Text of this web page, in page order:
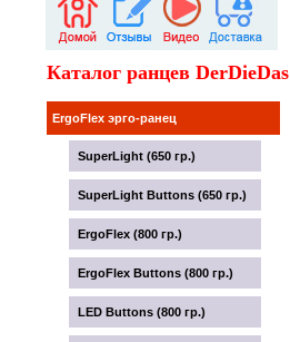
Каталог ранцев DerDieDas
ErgoFlex эрго-ранец
SuperLight (650 гр.)
SuperLight Buttons (650 гр.)
ErgoFlex (800 гр.)
ErgoFlex Buttons (800 гр.)
LED Buttons (800 гр.)